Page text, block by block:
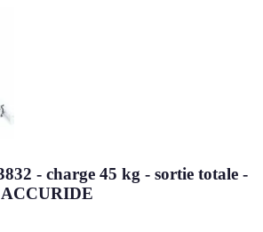
- charge 45 kg - sortie totale -